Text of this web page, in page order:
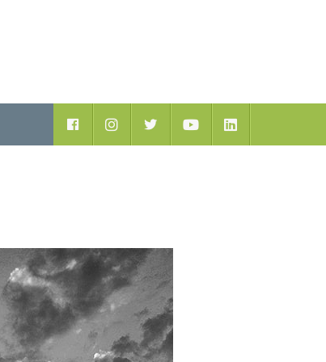
Facebook YoutubeLinkedIn